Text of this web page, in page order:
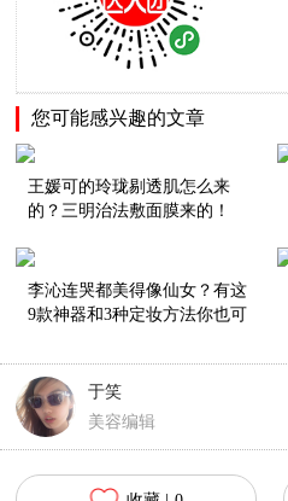
您可能感兴趣的文章
王媛可的玲珑剔透肌怎么来
的？三明治法敷面膜来的！
李沁连哭都美得像仙女？有这
9款神器和3种定妆方法你也可
于笑
美容编辑